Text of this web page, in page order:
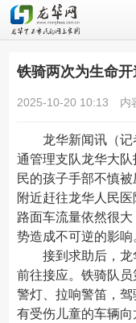
铁骑两次为生命
2025-10-20 10:13 内
龙华新闻讯（记
通管理支队龙华大
民的孩子手部不慎
附近赶往龙华人民
路面车流量依然很
势造成不可逆的影响
接到求助后，
前往接应。铁骑队
警灯、拉响警笛，
有受伤儿童的车辆